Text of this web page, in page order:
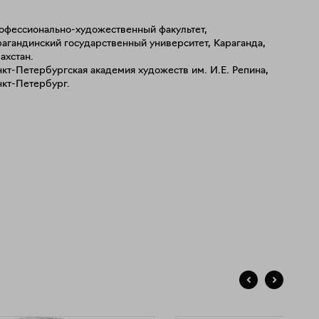
(Санкт-Петербург).художественный факультет,
государственный университет, Караганда,
Петербургская академия художеств им. И.Е. Репина,
Петербург.